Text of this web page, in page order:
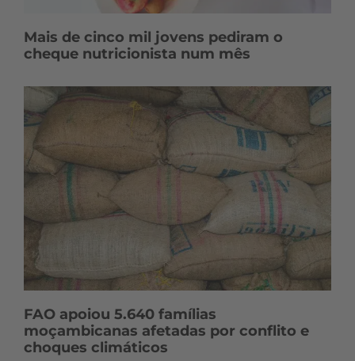
Mais de cinco mil jovens pediram o
cheque nutricionista num mês
FAO apoiou 5.640 famílias
moçambicanas afetadas por conflito e
choques climáticos